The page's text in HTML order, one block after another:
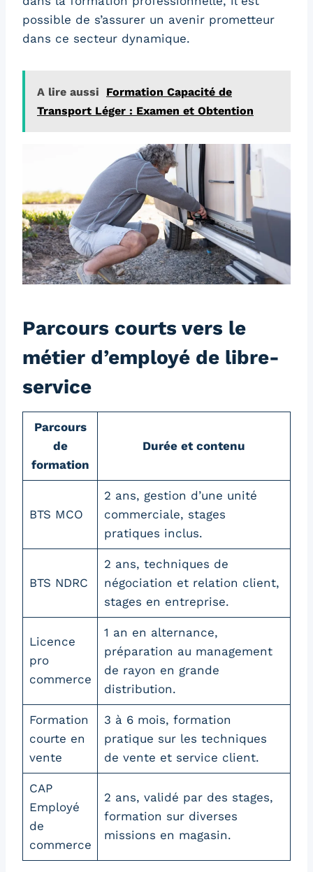
possible de s’assurer un avenir prometteur
dans ce secteur dynamique.
A lire aussi
Formation Capacité de
Transport Léger : Examen et Obtention
Parcours courts vers le
métier d’employé de libre-
service
Parcours
de
formation
Durée et contenu
BTS MCO
2 ans, gestion d’une unité
commerciale, stages
pratiques inclus.
BTS NDRC
2 ans, techniques de
négociation et relation client,
stages en entreprise.
Licence
pro
commerce
1 an en alternance,
préparation au management
de rayon en grande
distribution.
Formation
courte en
vente
3 à 6 mois, formation
pratique sur les techniques
de vente et service client.
CAP
Employé
de
commerce
2 ans, validé par des stages,
formation sur diverses
missions en magasin.